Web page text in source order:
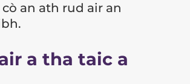
an ath rud air an
a tha taic a